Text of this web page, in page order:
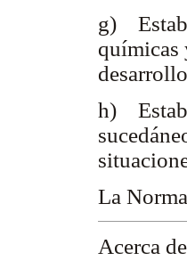
g)
químicas
h)
La
Acerca